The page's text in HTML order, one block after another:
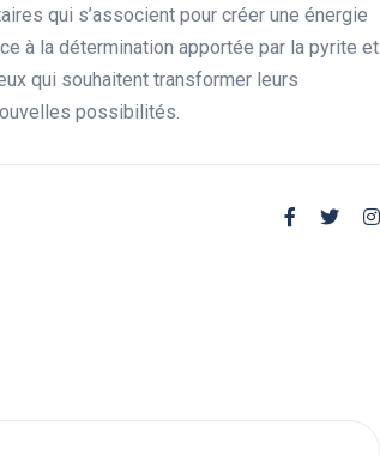
qui s’associent pour créer une énergie
à la détermination apportée par la pyrite et
qui souhaitent transformer leurs
possibilités.